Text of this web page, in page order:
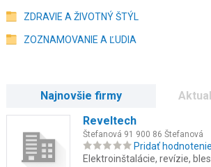
ZDRAVIE A ŽIVOTNÝ ŠTÝL
ZOZNAMOVANIE A ĽUDIA
Najnovšie firmy
Pridať hodnotenie
Reveltech
Štefanová 91 900 86 Štefanová
Elektroinštalácie, revízie,